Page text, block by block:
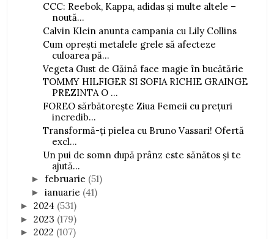
CCC: Reebok, Kappa, adidas și multe altele –
noută...
Calvin Klein anunta campania cu Lily Collins
Cum oprești metalele grele să afecteze
culoarea pă...
Vegeta Gust de Găină face magie în bucătărie
TOMMY HILFIGER SI SOFIA RICHIE GRAINGE
PREZINTA O ...
FOREO sărbătorește Ziua Femeii cu prețuri
incredib...
Transformă-ți pielea cu Bruno Vassari! Ofertă
excl...
Un pui de somn după prânz este sănătos și te
ajută...
►februarie (51)
►ianuarie (41)
►2024 (531)
►2023 (179)
►2022 (107)